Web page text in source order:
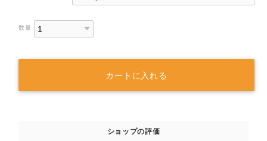
数量
カートに入れる
ショップの評価